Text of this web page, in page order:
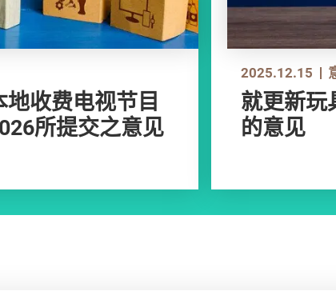
收费电视节目
所提交之意见
2025.12.15
就更新玩
的意见